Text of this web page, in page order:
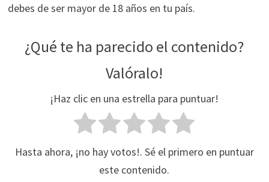
debes de ser mayor de 18 años en tu país.
¿Qué te ha parecido el contenido?
Valóralo!
¡Haz clic en una estrella para puntuar!
Hasta ahora, ¡no hay votos!. Sé el primero en puntuar
este contenido.